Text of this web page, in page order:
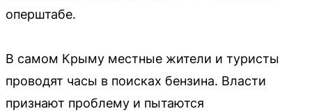
оперштабе.
В самом Крыму местные жители и туристы
проводят часы в поисках бензина. Власти
признают проблему и пытаются